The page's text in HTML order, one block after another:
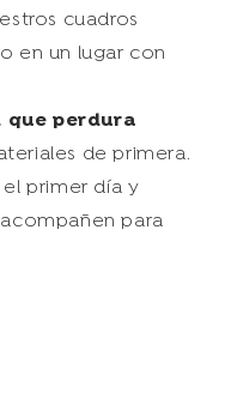
cuadros
en un lugar con
que perdura
de primera.
primer día y
para